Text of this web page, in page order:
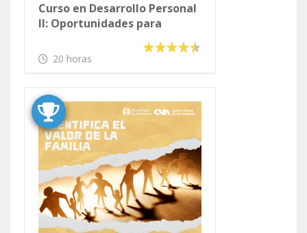
Curso en Desarrollo Personal
II: Oportunidades para
20 horas